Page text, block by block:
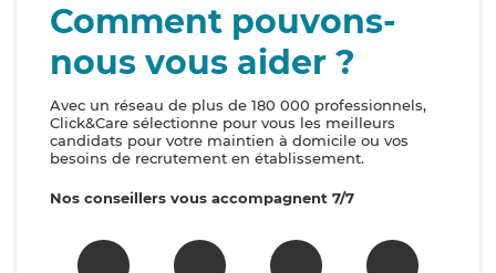
Comment pouvons-
nous vous aider ?
Avec un réseau de plus de 180 000 professionnels,
Click&Care sélectionne pour vous les meilleurs
candidats pour votre maintien à domicile ou vos
besoins de recrutement en établissement.
Nos conseillers vous accompagnent 7/7